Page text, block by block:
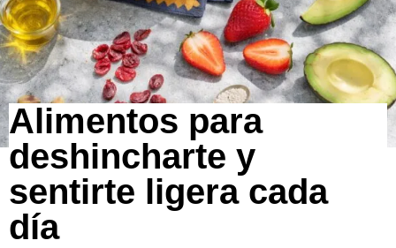
Alimentos para
deshincharte y
sentirte ligera cada
día